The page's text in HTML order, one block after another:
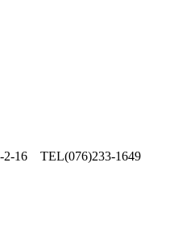
2-16 TEL(076)233-1649